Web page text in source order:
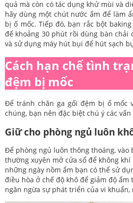
quả mà còn có tác dụng khử mùi và
hãy dùng một chút nước ấm để làm
bị ố mốc. Tiếp đó, bạn rắc bột
để khoảng 30 phút rồi dùng bàn chải
và sử dụng máy hút bụi để hút sạch
Cách hạn chế tình
đệm bị mốc
Để tránh chăn ga gối đệm bị ố mốc
chúng, bạn nên đặc biệt chú ý các
Giữ cho phòng ngủ luôn
Để phòng ngủ luôn thông thoáng, vào
thường xuyên mở cửa sổ để không
những ngày nồm ẩm bạn có thể sử
điều hòa ở chế độ khô để giảm độ ẩm
ngăn ngừa sự phát triển của vi khuẩn,